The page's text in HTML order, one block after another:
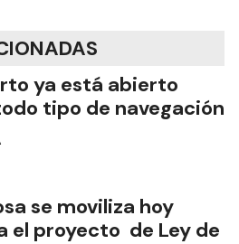
ya está abierto
tipo de navegación
se moviliza hoy
el proyecto de Ley de